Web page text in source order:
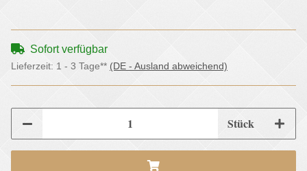
Sofort verfügbar
Lieferzeit: 1 - 3 Tage** (DE - Ausland abweichend)
Stück